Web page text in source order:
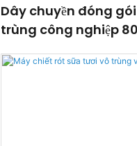
Dây chuyền đóng
trùng công nghiệp